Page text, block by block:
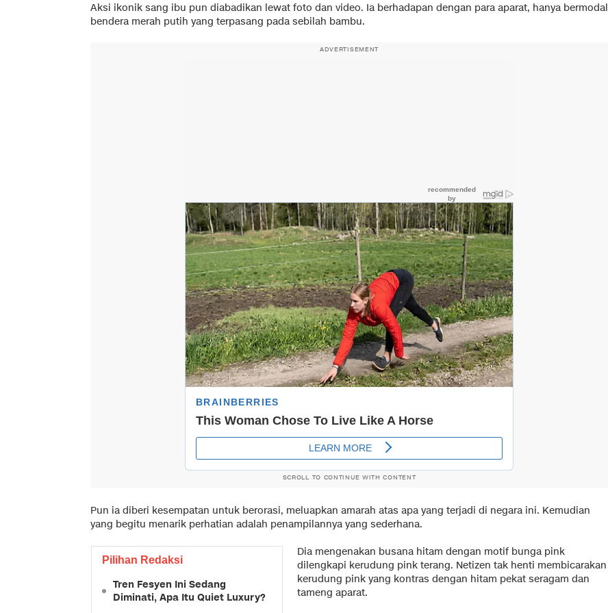
Aksi ikonik sang ibu pun diabadikan lewat foto dan video. Ia berhadapan dengan para aparat, hanya bermodal
bendera merah putih yang terpasang pada sebilah bambu.
ADVERTISEMENT
SCROLL TO CONTINUE WITH CONTENT
Pun ia diberi kesempatan untuk berorasi, meluapkan amarah atas apa yang terjadi di negara ini. Kemudian
yang begitu menarik perhatian adalah penampilannya yang sederhana.
Pilihan Redaksi
Tren Fesyen Ini Sedang
Diminati, Apa Itu Quiet Luxury?
Dia mengenakan busana hitam dengan motif bunga pink
dilengkapi kerudung pink terang. Netizen tak henti membicarakan
kerudung pink yang kontras dengan hitam pekat seragam dan
tameng aparat.